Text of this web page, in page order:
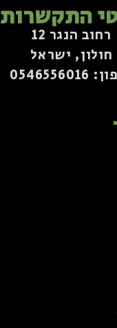
התקשרות
רחוב הנגר 12
חולון, ישראל